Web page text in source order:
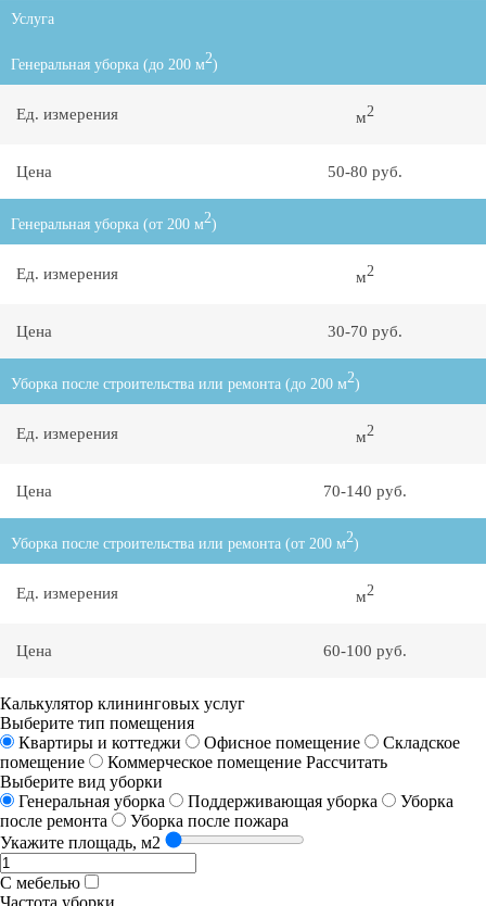
Услуга
Генеральная уборка (до 200 м2)
Ед. измерения м2
Цена 50-80 руб.
Генеральная уборка (от 200 м2)
Ед. измерения м2
Цена 30-70 руб.
Уборка после строительства или ремонта (до 200 м2)
Ед. измерения м2
Цена 70-140 руб.
Уборка после строительства или ремонта (от 200 м2)
Ед. измерения м2
Цена 60-100 руб.
Калькулятор клининговых услуг
Выберите тип помещения
Квартиры и коттеджи
Офисное помещение
Складское
помещение
Коммерческое помещение Рассчитать
Выберите вид уборки
Генеральная уборка
Поддерживающая уборка
Уборка
после ремонта
Уборка после пожара
Укажите площадь, м2
С мебелью
Частота уборки